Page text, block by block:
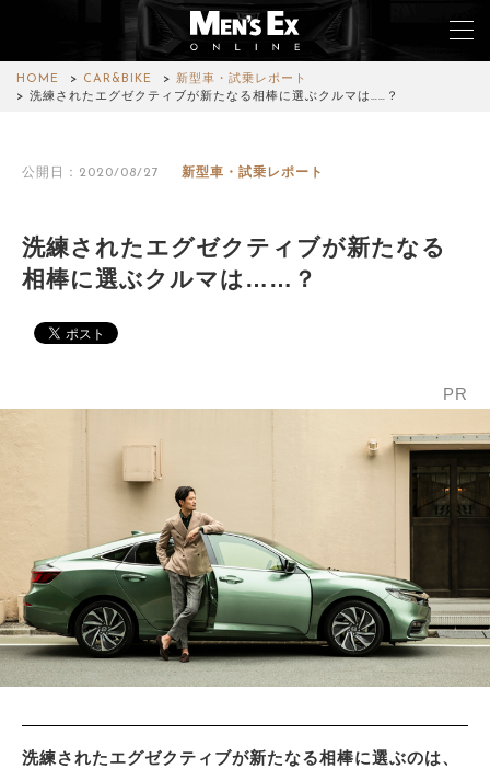
HOME CAR&BIKE
新型車・試乗レポート
洗練されたエグゼクティブが新たなる相棒に選ぶクルマは……？
公開日：2020/08/27 新型車・試乗レポート
洗練されたエグゼクティブが新たなる
相棒に選ぶクルマは……？
PR
洗練されたエグゼクティブが新たなる相棒に選ぶのは、
WATCH
CAR&BIKE
LIFESTYLE
MAGAZINE
ABOUT SITE
サイトマップ